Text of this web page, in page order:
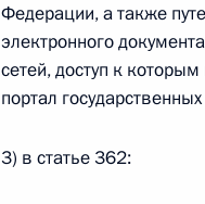
Федеральный
О внесении изменения в
и добровольчестве
Федерации, а также
электронного
сетей, доступ к
портал
3) в статье 362: